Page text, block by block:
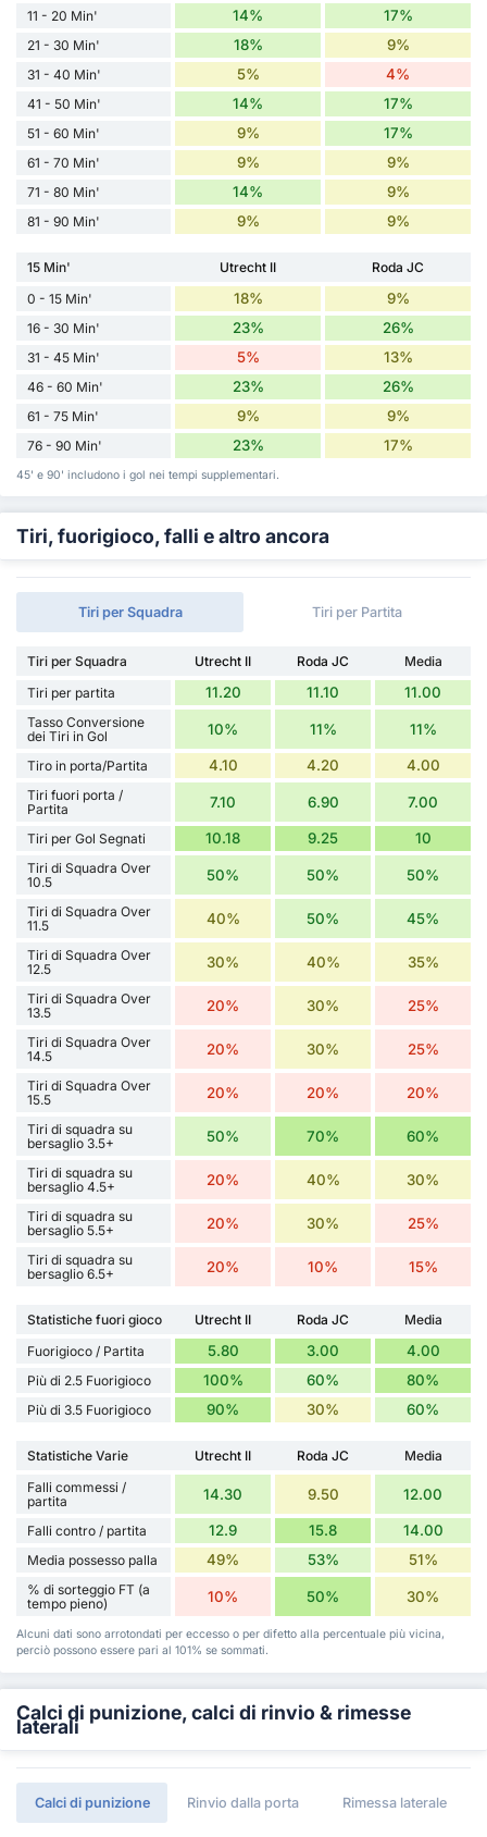
11 - 20 Min' 14% 17%
21 - 30 Min' 18% 9%
31 - 40 Min' 5% 4%
41 - 50 Min' 14% 17%
51 - 60 Min' 9% 17%
61 - 70 Min' 9% 9%
71 - 80 Min' 14% 9%
81 - 90 Min' 9% 9%
15 Min' Utrecht II
Roda JC
0 - 15 Min'
18% 9%
16 - 30 Min' 23% 26%
31 - 45 Min' 5% 13%
46 - 60 Min' 23% 26%
61 - 75 Min' 9% 9%
76 - 90 Min' 23% 17%
45' e 90' includono i gol nei tempi supplementari.
Tiri, fuorigioco, falli e altro ancora
Tiri per Squadra Tiri per Partita
Tiri per Squadra Utrecht II Roda JC
Media
Tiri per partita
11.20 11.10 11.00
Tasso Conversione
dei Tiri in Gol
10% 11% 11%
Tiro in porta/Partita 4.10 4.20 4.00
Tiri fuori porta /
Partita
7.10 6.90 7.00
Tiri per Gol Segnati 10.18 9.25 10
Tiri di Squadra Over
10.5
50% 50% 50%
Tiri di Squadra Over
11.5
40% 50% 45%
Tiri di Squadra Over
12.5
30% 40% 35%
Tiri di Squadra Over
13.5
20% 30% 25%
Tiri di Squadra Over
14.5
20% 30% 25%
Tiri di Squadra Over
15.5
20% 20% 20%
Tiri di squadra su
bersaglio 3.5+
50% 70% 60%
Tiri di squadra su
bersaglio 4.5+
20% 40% 30%
Tiri di squadra su
bersaglio 5.5+
20% 30% 25%
Tiri di squadra su
bersaglio 6.5+
20% 10% 15%
Statistiche fuori gioco Utrecht II Roda JC
Media
Fuorigioco / Partita
5.80 3.00 4.00
Più di 2.5 Fuorigioco 100% 60% 80%
Più di 3.5 Fuorigioco 90% 30% 60%
Statistiche Varie Utrecht II Roda JC
Media
Falli commessi /
partita
14.30 9.50 12.00
Falli contro / partita 12.9 15.8 14.00
Media possesso palla 49% 53% 51%
% di sorteggio FT (a
tempo pieno)
10% 50% 30%
Alcuni dati sono arrotondati per eccesso o per difetto alla percentuale più vicina,
perciò possono essere pari al 101% se sommati.
Calci di punizione, calci di rinvio & rimesse
laterali
Calci di punizione Rinvio dalla porta Rimessa laterale